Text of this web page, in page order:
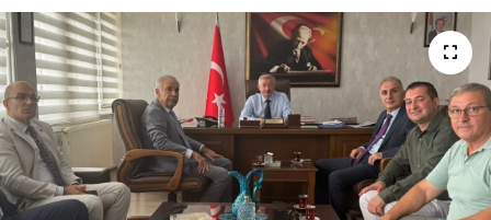
Son Dakika Haberleri
Haber Arşivi